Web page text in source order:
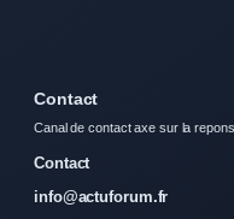
Contact
Canal de contact axe sur la
Contact
info@actuforum.fr